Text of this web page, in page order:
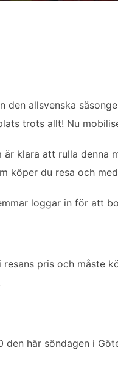
den allsvenska
trots allt! Nu
är klara att rulla denna
köper du resa och
loggar in för att
pris och måste
den här söndagen i